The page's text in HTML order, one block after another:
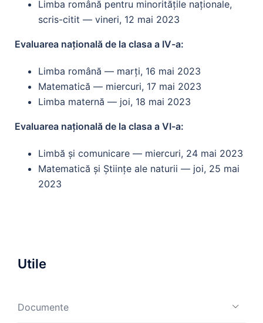
Limba română pentru minoritățile naționale,
scris-citit — vineri, 12 mai 2023
Evaluarea națională de la clasa a IV-a:
Limba română — marți, 16 mai 2023
Matematică — miercuri, 17 mai 2023
Limba maternă — joi, 18 mai 2023
Evaluarea națională de la clasa a VI-a:
Limbă și comunicare — miercuri, 24 mai 2023
Matematică și Științe ale naturii — joi, 25 mai
2023
Utile
Documente